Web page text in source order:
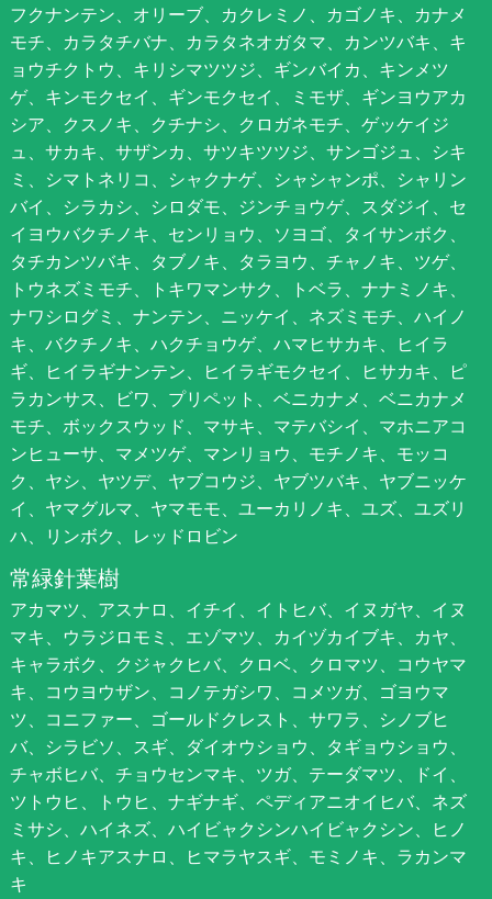
フクナンテン、オリーブ、カクレミノ、カゴノキ、カナメ
モチ、カラタチバナ、カラタネオガタマ、カンツバキ、キ
ョウチクトウ、キリシマツツジ、ギンバイカ、キンメツ
ゲ、キンモクセイ、ギンモクセイ、ミモザ、ギンヨウアカ
シア、クスノキ、クチナシ、クロガネモチ、ゲッケイジ
ュ、サカキ、サザンカ、サツキツツジ、サンゴジュ、シキ
ミ、シマトネリコ、シャクナゲ、シャシャンポ、シャリン
バイ、シラカシ、シロダモ、ジンチョウゲ、スダジイ、セ
イヨウバクチノキ、センリョウ、ソヨゴ、タイサンボク、
タチカンツバキ、タブノキ、タラヨウ、チャノキ、ツゲ、
トウネズミモチ、トキワマンサク、トベラ、ナナミノキ、
ナワシログミ、ナンテン、ニッケイ、ネズミモチ、ハイノ
キ、バクチノキ、ハクチョウゲ、ハマヒサカキ、ヒイラ
ギ、ヒイラギナンテン、ヒイラギモクセイ、ヒサカキ、ピ
ラカンサス、ビワ、プリペット、ベニカナメ、ベニカナメ
モチ、ボックスウッド、マサキ、マテバシイ、マホニアコ
ンヒューサ、マメツゲ、マンリョウ、モチノキ、モッコ
ク、ヤシ、ヤツデ、ヤブコウジ、ヤブツバキ、ヤブニッケ
イ、ヤマグルマ、ヤマモモ、ユーカリノキ、ユズ、ユズリ
ハ、リンボク、レッドロビン
常緑針葉樹
アカマツ、アスナロ、イチイ、イトヒバ、イヌガヤ、イヌ
マキ、ウラジロモミ、エゾマツ、カイヅカイブキ、カヤ、
キャラボク、クジャクヒバ、クロベ、クロマツ、コウヤマ
キ、コウヨウザン、コノテガシワ、コメツガ、ゴヨウマ
ツ、コニファー、ゴールドクレスト、サワラ、シノブヒ
バ、シラビソ、スギ、ダイオウショウ、タギョウショウ、
チャボヒバ、チョウセンマキ、ツガ、テーダマツ、ドイ、
ツトウヒ、トウヒ、ナギナギ、ペディアニオイヒバ、ネズ
ミサシ、ハイネズ、ハイビャクシンハイビャクシン、ヒノ
キ、ヒノキアスナロ、ヒマラヤスギ、モミノキ、ラカンマ
キ